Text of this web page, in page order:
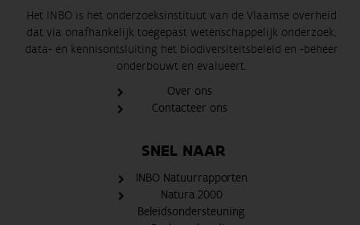
Het INBO is het onderzoeksinstituut van de Vlaamse overheid
dat via onafhankelijk toegepast wetenschappelijk onderzoek,
data- en kennisontsluiting het biodiversiteitsbeleid en -beheer
onderbouwt en evalueert.
Over ons
Contacteer ons
SNEL NAAR
INBO Natuurrapporten
Natura 2000
Beleidsondersteuning